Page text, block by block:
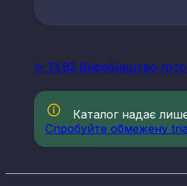
<- 13.92 Виробництво
Каталог надає
Спробуйте обмежену